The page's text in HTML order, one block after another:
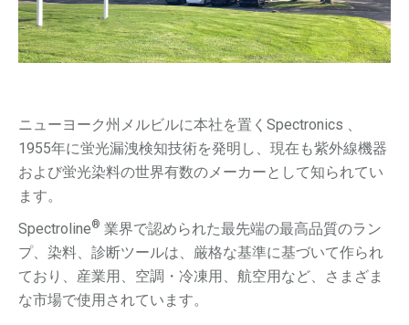
ニューヨーク州メルビルに本社を置くSpectronics 、
1955年に蛍光漏洩検知技術を発明し、現在も紫外線機器
および蛍光染料の世界有数のメーカーとして知られてい
ます。
Spectroline® 業界で認められた最先端の最高品質のラン
プ、染料、診断ツールは、厳格な基準に基づいて作られ
ており、産業用、空調・冷凍用、航空用など、さまざま
な市場で使用されています。